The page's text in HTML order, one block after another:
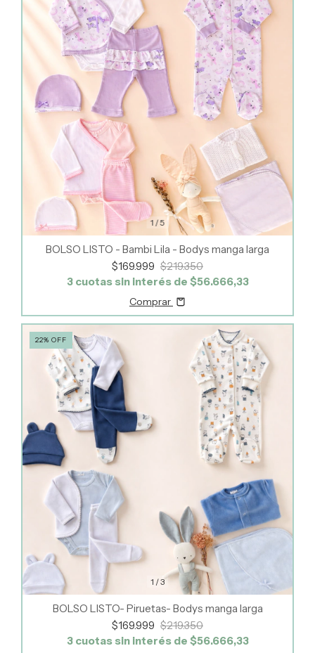
1 /5
BOLSO LISTO - Bambi Lila - Bodys manga larga
$169.999 $219.350
3 cuotas sin interés de $56.666,33
Comprar
1 /3
22% OFF
BOLSO LISTO- Piruetas- Bodys manga larga
$169.999 $219.350
3 cuotas sin interés de $56.666,33